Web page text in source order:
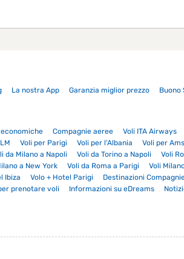
La nostra App Garanzia miglior prezzo Buono
Compagnie aeree
Voli ITA Airways
Voli per Parigi Voli per l'Albania
Voli per
da Milano a Napoli Voli da Torino a Napoli
Voli
a New York Voli da Roma a Parigi
Voli
Ibiza Volo + Hotel Parigi
Destinazioni
prenotare voli Informazioni su eDreams